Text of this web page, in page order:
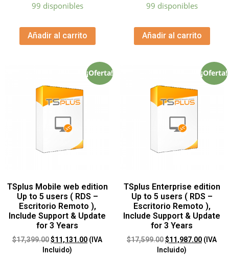
99 disponibles
Añadir al carrito
99 disponibles
Añadir al carrito
¡Oferta!
TSplus Mobile web edition
Up to 5 users ( RDS –
Escritorio Remoto ),
Include Support & Update
for 3 Years
$17,399.00$11,131.00 (IVA
Incluido)
¡Oferta!
TSplus Enterprise edition
Up to 5 users ( RDS –
Escritorio Remoto ),
Include Support & Update
for 3 Years
$17,599.00$11,987.00 (IVA
Incluido)